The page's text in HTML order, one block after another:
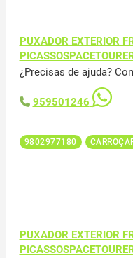
PUXADOR EXTERIOR
¿Precisas de ajuda?
959501246
9802977180
PUXADOR EXTERIOR